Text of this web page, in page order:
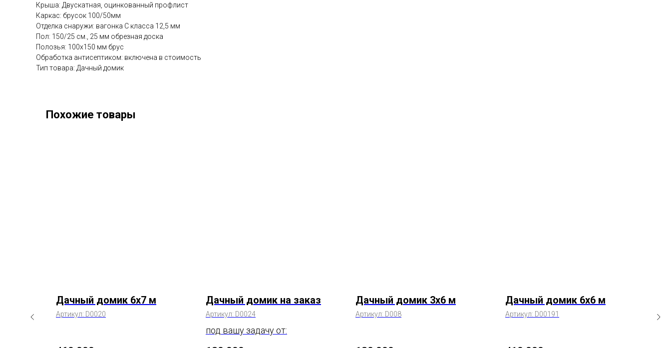
Крыша: Двускатная, оцинкованный профлист
Каркас: брусок 100/50мм
Отделка снаружи: вагонка C класса 12,5 мм
Пол: 150/25 см., 25 мм обрезная доска
Полозья: 100х150 мм брус
Обработка антисептиком: включена в стоимость
Тип товара: Дачный домик
Похожие товары
Дачный домик 6х7 м
Артикул: D0020
Дачный домик на заказ
Артикул: D0024
под вашу задачу от:
Дачный домик 3х6 м
Артикул: D008
Дачный домик 6х6 м
Артикул: D00191